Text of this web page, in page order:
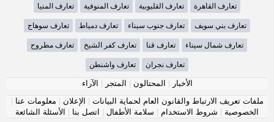
تعارف القاهرة تعارف القليوبية تعارف المنوفية تعارف المنيا
تعارف بني سويف تعارف جنوب سيناء تعارف دمياط تعارف سوهاج
تعارف شمال سيناء تعارف قنا تعارف كفر الشيخ تعارف مطروح
تعارف نجران تعارف واشنطن
الأخبار | المحتالون | المتجر | الآراء
ملفات تعريف الارتباط والقانون العام لحماية البيانات | الإعلان | معلومات عنا |
الخصوصية | شروط الاستخدام | سلامة الأطفال | اتصل بنا | الأسئلة الشائعة